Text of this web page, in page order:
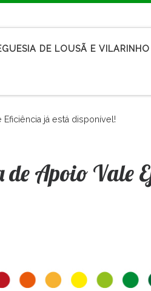
DE LOUSÃ E VILARINHO
já está disponível!
Apoio Vale